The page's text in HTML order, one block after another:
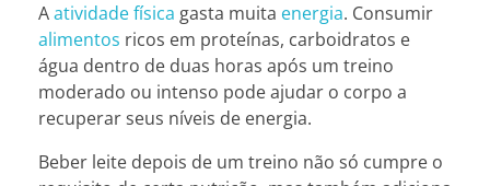
Aatividade física gasta muita energia. Consumir
alimentos ricos em proteínas, carboidratos e
água dentro de duas horas após um treino
moderado ou intenso pode ajudar o corpo a
recuperar seus níveis de energia.
Beber leite depois de um treino não só cumpre o